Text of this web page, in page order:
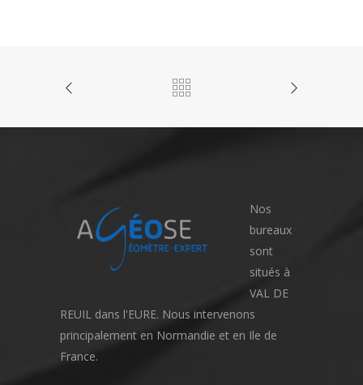
Nos
bureaux
sont
situés à
VAL DE
REUIL dans l'EURE. Nous intervenons
principalement en Normandie et en Ile de
France.